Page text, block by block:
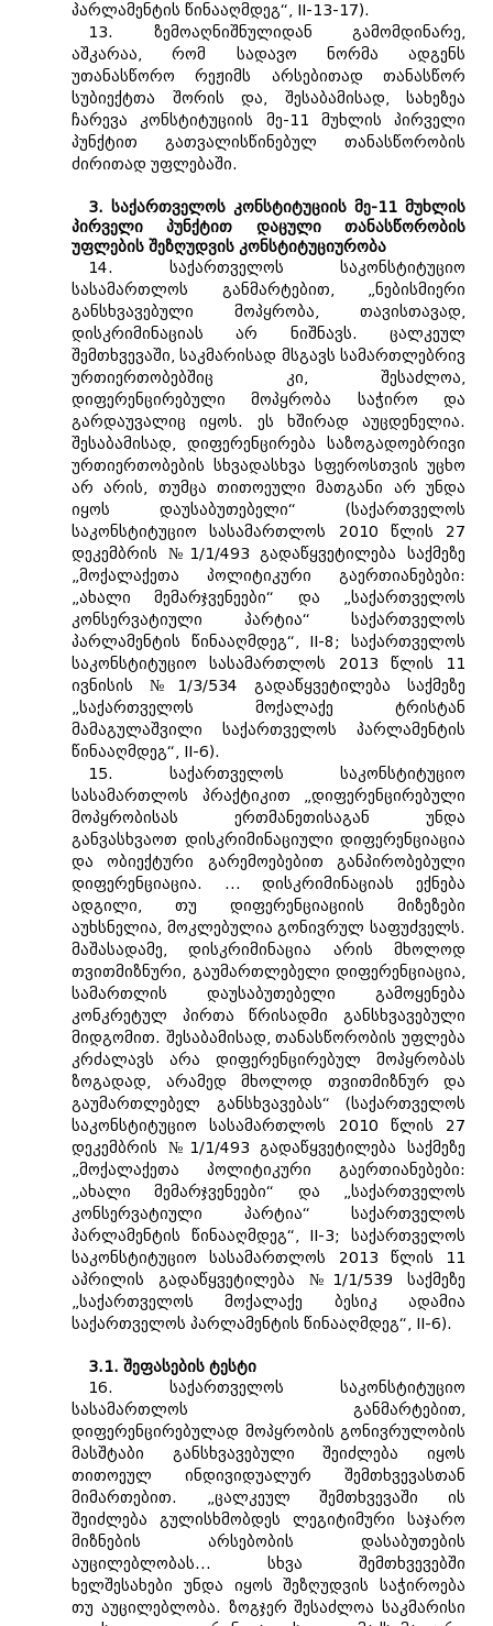
პარლამენტის წინააღმდეგ“, II-13-17).
13. ზემოაღნიშნულიდან გამომდინარე,
აშკარაა, რომ სადავო ნორმა ადგენს
უთანასწორო რეჟიმს არსებითად თანასწორ
სუბიექტთა შორის და, შესაბამისად, სახეზეა
ჩარევა კონსტიტუციის მე-11 მუხლის პირველი
პუნქტით გათვალისწინებულ თანასწორობის
ძირითად უფლებაში.
3. საქართველოს კონსტიტუციის მე-11 მუხლის
პირველი პუნქტით დაცული თანასწორობის
უფლების შეზღუდვის კონსტიტუციურობა
14. საქართველოს საკონსტიტუციო
სასამართლოს განმარტებით, „ნებისმიერი
განსხვავებული მოპყრობა, თავისთავად,
დისკრიმინაციას არ ნიშნავს. ცალკეულ
შემთხვევაში, საკმარისად მსგავს სამართლებრივ
ურთიერთობებშიც კი, შესაძლოა,
დიფერენცირებული მოპყრობა საჭირო და
გარდაუვალიც იყოს. ეს ხშირად აუცდენელია.
შესაბამისად, დიფერენცირება საზოგადოებრივი
ურთიერთობების სხვადასხვა სფეროსთვის უცხო
არ არის, თუმცა თითოეული მათგანი არ უნდა
იყოს დაუსაბუთებელი“ (საქართველოს
საკონსტიტუციო სასამართლოს 2010 წლის 27
დეკემბრის №1/1/493 გადაწყვეტილება საქმეზე
„მოქალაქეთა პოლიტიკური გაერთიანებები:
„ახალი მემარჯვენეები“ და „საქართველოს
კონსერვატიული პარტია“ საქართველოს
პარლამენტის წინააღმდეგ“, II-8; საქართველოს
საკონსტიტუციო სასამართლოს 2013 წლის 11
ივნისის №1/3/534 გადაწყვეტილება საქმეზე
„საქართველოს მოქალაქე ტრისტან
მამაგულაშვილი საქართველოს პარლამენტის
წინააღმდეგ“, II-6).
15. საქართველოს საკონსტიტუციო
სასამართლოს პრაქტიკით „დიფერენცირებული
მოპყრობისას ერთმანეთისაგან უნდა
განვასხვაოთ დისკრიმინაციული დიფერენციაცია
და ობიექტური გარემოებებით განპირობებული
დიფერენციაცია. ... დისკრიმინაციას ექნება
ადგილი, თუ დიფერენციაციის მიზეზები
აუხსნელია, მოკლებულია გონივრულ საფუძველს.
მაშასადამე, დისკრიმინაცია არის მხოლოდ
თვითმიზნური, გაუმართლებელი დიფერენციაცია,
სამართლის დაუსაბუთებელი გამოყენება
კონკრეტულ პირთა წრისადმი განსხვავებული
მიდგომით. შესაბამისად, თანასწორობის უფლება
კრძალავს არა დიფერენცირებულ მოპყრობას
ზოგადად, არამედ მხოლოდ თვითმიზნურ და
გაუმართლებელ განსხვავებას“ (საქართველოს
საკონსტიტუციო სასამართლოს 2010 წლის 27
დეკემბრის №1/1/493 გადაწყვეტილება საქმეზე
„მოქალაქეთა პოლიტიკური გაერთიანებები:
„ახალი მემარჯვენეები“ და „საქართველოს
კონსერვატიული პარტია“ საქართველოს
პარლამენტის წინააღმდეგ“, II-3; საქართველოს
საკონსტიტუციო სასამართლოს 2013 წლის 11
აპრილის გადაწყვეტილება №1/1/539 საქმეზე
„საქართველოს მოქალაქე ბესიკ ადამია
საქართველოს პარლამენტის წინააღმდეგ“, II-6).
3.1. შეფასების ტესტი
16. საქართველოს საკონსტიტუციო
სასამართლოს განმარტებით,
დიფერენცირებულად მოპყრობის გონივრულობის
მასშტაბი განსხვავებული შეიძლება იყოს
თითოეულ ინდივიდუალურ შემთხვევასთან
მიმართებით. „ცალკეულ შემთხვევაში ის
შეიძლება გულისხმობდეს ლეგიტიმური საჯარო
მიზნების არსებობის დასაბუთების
აუცილებლობას... სხვა შემთხვევებში
ხელშესახები უნდა იყოს შეზღუდვის საჭიროება
თუ აუცილებლობა. ზოგჯერ შესაძლოა საკმარისი